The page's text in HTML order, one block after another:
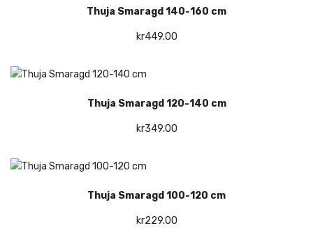
Thuja Smaragd 100-120 cm
kr229.00
Thuja Smaragd 120-140 cm
kr349.00
Thuja Smaragd 140-160 cm
kr449.00